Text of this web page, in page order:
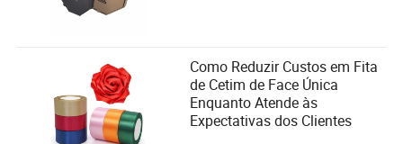
Como Reduzir Custos em Fita
de Cetim de Face Única
Enquanto Atende às
Expectativas dos Clientes